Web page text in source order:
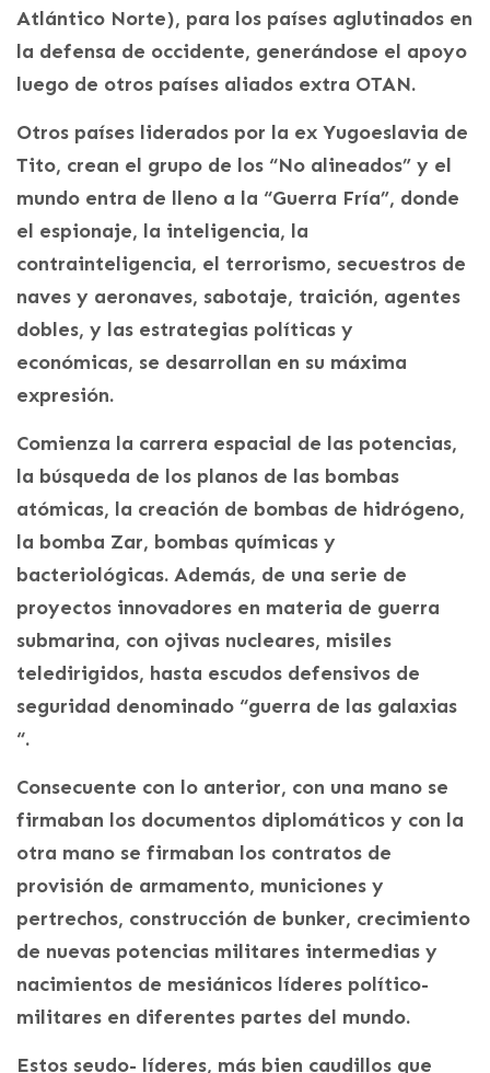
Atlántico Norte), para los países aglutinados en
la defensa de occidente, generándose el apoyo
luego de otros países aliados extra OTAN.
Otros países liderados por la ex Yugoeslavia de
Tito, crean el grupo de los “No alineados” y el
mundo entra de lleno a la “Guerra Fría”, donde
el espionaje, la inteligencia, la
contrainteligencia, el terrorismo, secuestros de
naves y aeronaves, sabotaje, traición, agentes
dobles, y las estrategias políticas y
económicas, se desarrollan en su máxima
expresión.
Comienza la carrera espacial de las potencias,
la búsqueda de los planos de las bombas
atómicas, la creación de bombas de hidrógeno,
la bomba Zar, bombas químicas y
bacteriológicas. Además, de una serie de
proyectos innovadores en materia de guerra
submarina, con ojivas nucleares, misiles
teledirigidos, hasta escudos defensivos de
seguridad denominado “guerra de las galaxias
“.
Consecuente con lo anterior, con una mano se
firmaban los documentos diplomáticos y con la
otra mano se firmaban los contratos de
provisión de armamento, municiones y
pertrechos, construcción de bunker, crecimiento
de nuevas potencias militares intermedias y
nacimientos de mesiánicos líderes político-
militares en diferentes partes del mundo.
Estos seudo- líderes, más bien caudillos que